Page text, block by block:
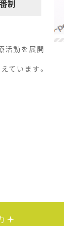
制
活動を展開
ています。